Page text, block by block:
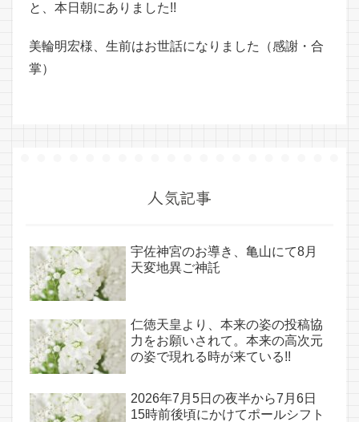
と、本日朝にありました!!
美輪明宏様、生前はお世話になりました（感謝・合
掌）
人気記事
宇佐神宮のお導き、亀山にて8月
天変地異ご神託
仁徳天皇より、本来の姿の投稿協
力をお願いされて。本来の高次元
の姿で現れる時が来ている!!
2026年7月5日の夜半から7月6日
15時前後頃にかけてポールシフト